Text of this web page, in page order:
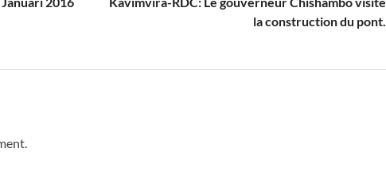
la construction du pont.